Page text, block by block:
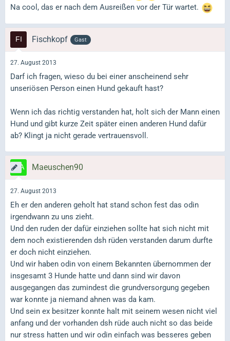
Na cool, das er nach dem Ausreißen vor der Tür wartet.
Fischkopf Gast
27. August 2013
Darf ich fragen, wieso du bei einer anscheinend sehr
unseriösen Person einen Hund gekauft hast?
Wenn ich das richtig verstanden hat, holt sich der Mann einen
Hund und gibt kurze Zeit später einen anderen Hund dafür
ab? Klingt ja nicht gerade vertrauensvoll.
Maeuschen90
27. August 2013
Eh er den anderen geholt hat stand schon fest das odin
irgendwann zu uns zieht.
Und den ruden der dafür einziehen sollte hat sich nicht mit
dem noch existierenden dsh rüden verstanden darum durfte
er doch nicht einziehen.
Und wir haben odin von einem Bekannten übernommen der
insgesamt 3 Hunde hatte und dann sind wir davon
ausgegangen das zumindest die grundversorgung gegeben
war konnte ja niemand ahnen was da kam.
Und sein ex besitzer konnte halt mit seinem wesen nicht viel
anfang und der vorhanden dsh rüde auch nicht so das beide
nur stress hatten und wir odin einfach was besseres geben